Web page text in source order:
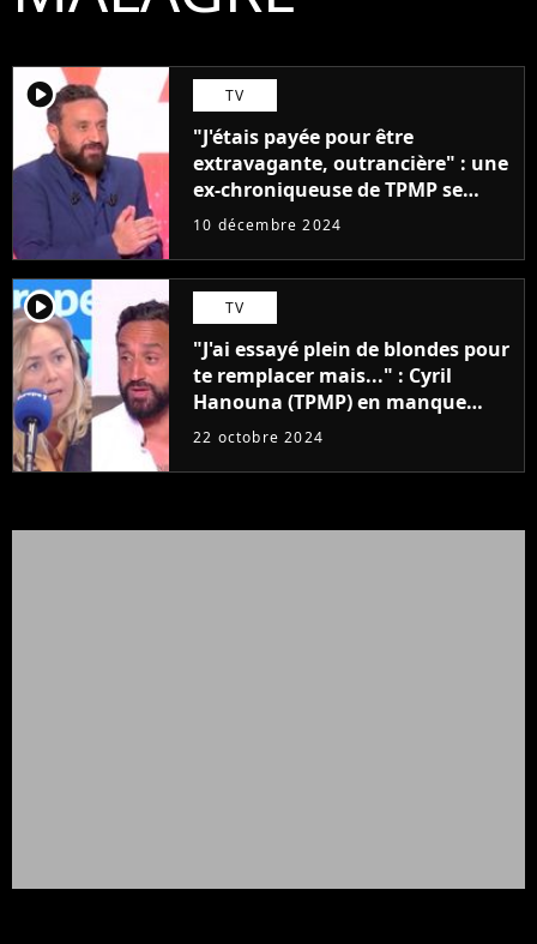
player2 TV
"J'étais payée pour être
extravagante, outrancière" : une
ex-chroniqueuse de TPMP se
confie sur son rôle et les
10 décembre 2024
player2 TV
"J'ai essayé plein de blondes pour
te remplacer mais..." : Cyril
Hanouna (TPMP) en manque
d'Enora Malagré ? La séquence
22 octobre 2024